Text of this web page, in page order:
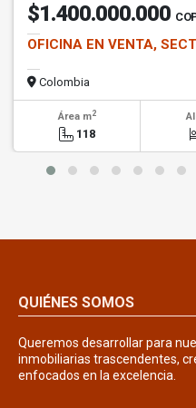
$1.400.000.000
OFICINA EN VENTA,
Colombia
Área m2
118
QUIÉNES SOMOS
Queremos desarrollar para
inmobiliarias trascendentes,
enfocados en la excelencia.